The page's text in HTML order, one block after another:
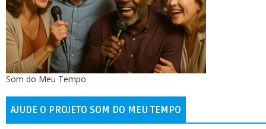
Som do Meu Tempo
AJUDE O PROJETO SOM DO MEU TEMPO